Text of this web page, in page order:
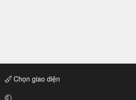
Chọn giao diện